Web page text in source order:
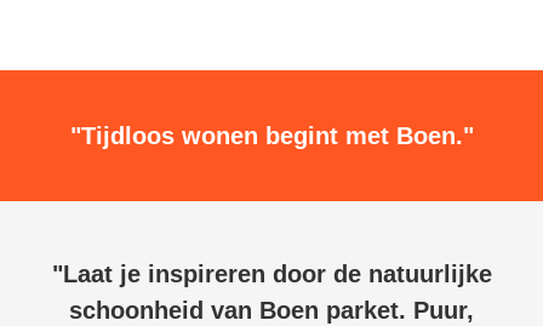
"Tijdloos wonen begint met Boen."
"Laat je inspireren door de natuurlijke
schoonheid van Boen parket. Puur,